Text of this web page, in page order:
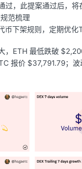
过，此提案通过后，
范梳理
币下架规则，定期优
，ETH 最低跌破
报价 $37,791.79；